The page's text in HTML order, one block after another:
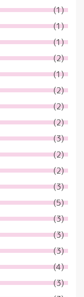
(1)
(1)
(1)
(2)
(1)
(2)
(2)
(2)
(3)
(2)
(2)
(3)
(5)
(3)
(3)
(3)
(4)
(3)